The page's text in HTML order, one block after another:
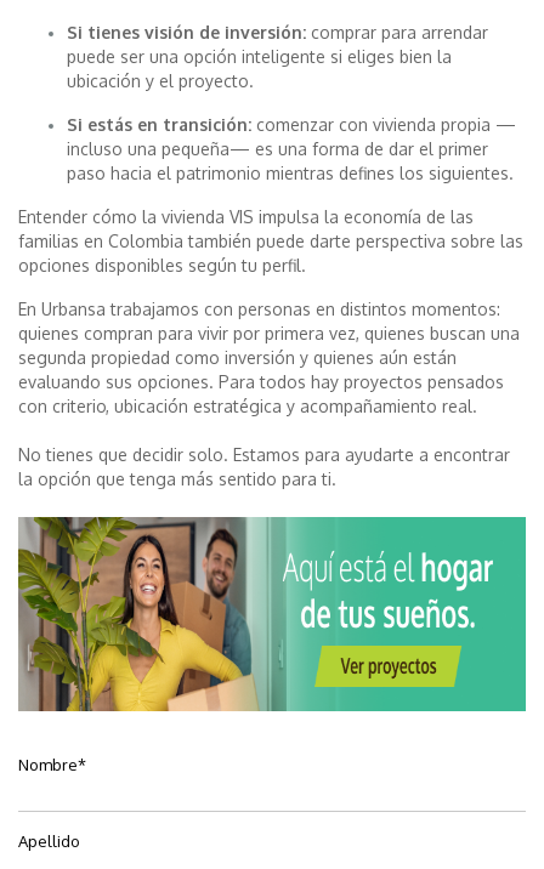
Si tienes visión de inversión: comprar para arrendar
puede ser una opción inteligente si eliges bien la
ubicación y el proyecto.
Si estás en transición: comenzar con vivienda propia —
incluso una pequeña— es una forma de dar el primer
paso hacia el patrimonio mientras defines los siguientes.
Entender cómo la vivienda VIS impulsa la economía de las
familias en Colombia también puede darte perspectiva sobre las
opciones disponibles según tu perfil.
En Urbansa trabajamos con personas en distintos momentos:
quienes compran para vivir por primera vez, quienes buscan una
segunda propiedad como inversión y quienes aún están
evaluando sus opciones. Para todos hay proyectos pensados
con criterio, ubicación estratégica y acompañamiento real.
No tienes que decidir solo. Estamos para ayudarte a encontrar
la opción que tenga más sentido para ti.
Nombre*
Apellido